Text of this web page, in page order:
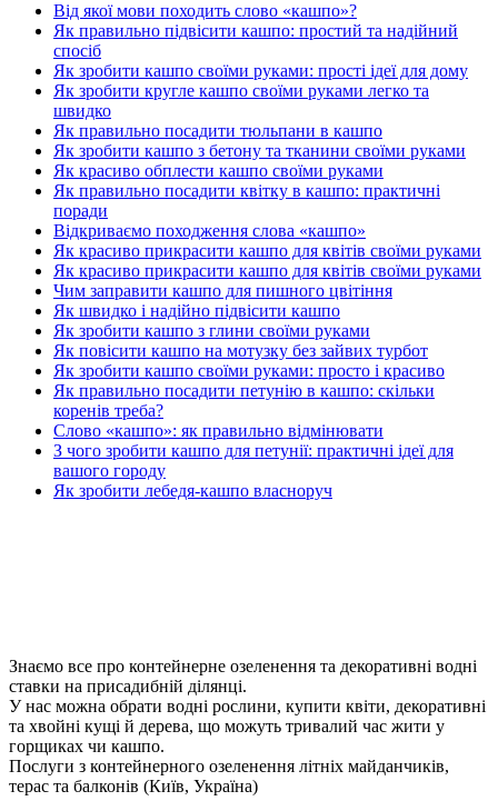
Від якої мови походить слово «кашпо»?
Як правильно підвісити кашпо: простий та надійний
спосіб
Як зробити кашпо своїми руками: прості ідеї для дому
Як зробити кругле кашпо своїми руками легко та
швидко
Як правильно посадити тюльпани в кашпо
Як зробити кашпо з бетону та тканини своїми руками
Як красиво обплести кашпо своїми руками
Як правильно посадити квітку в кашпо: практичні
поради
Відкриваємо походження слова «кашпо»
Як красиво прикрасити кашпо для квітів своїми руками
Як красиво прикрасити кашпо для квітів своїми руками
Чим заправити кашпо для пишного цвітіння
Як швидко і надійно підвісити кашпо
Як зробити кашпо з глини своїми руками
Як повісити кашпо на мотузку без зайвих турбот
Як зробити кашпо своїми руками: просто і красиво
Як правильно посадити петунію в кашпо: скільки
коренів треба?
Слово «кашпо»: як правильно відмінювати
З чого зробити кашпо для петунії: практичні ідеї для
вашого городу
Як зробити лебедя-кашпо власноруч
Знаємо все про контейнерне озеленення та декоративні водні
ставки на присадибній ділянці.
У нас можна обрати водні рослини, купити квіти, декоративні
та хвойні кущі й дерева, що можуть тривалий час жити у
горщиках чи кашпо.
Послуги з контейнерного озеленення літніх майданчиків,
терас та балконів (Київ, Україна)